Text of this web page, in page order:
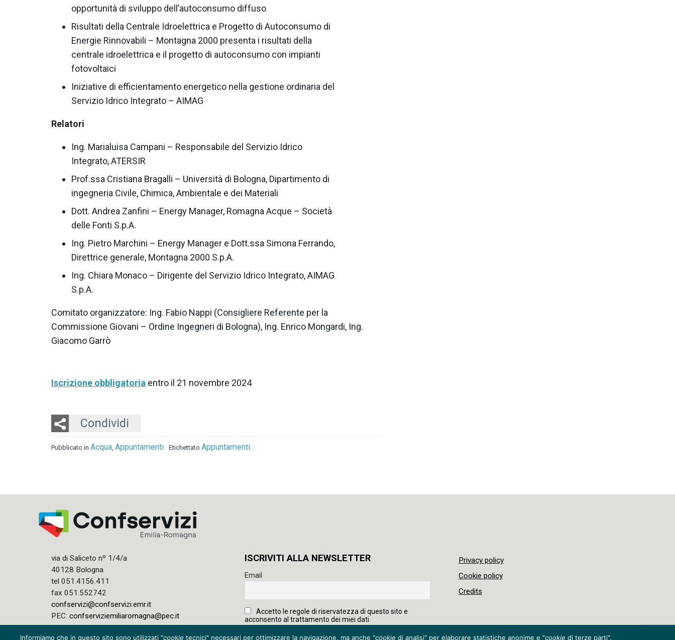
opportunità di sviluppo dell’autoconsumo diffuso
Risultati della Centrale Idroelettrica e Progetto di Autoconsumo di
Energie Rinnovabili – Montagna 2000 presenta i risultati della
centrale idroelettrica e il progetto di autoconsumo con impianti
fotovoltaici
Iniziative di efficientamento energetico nella gestione ordinaria del
Servizio Idrico Integrato – AIMAG
Relatori
Ing. Marialuisa Campani – Responsabile del Servizio Idrico
Integrato, ATERSIR
Prof.ssa Cristiana Bragalli – Università di Bologna, Dipartimento di
ingegneria Civile, Chimica, Ambientale e dei Materiali
Dott. Andrea Zanfini – Energy Manager, Romagna Acque – Società
delle Fonti S.p.A.
Ing. Pietro Marchini – Energy Manager e Dott.ssa Simona Ferrando,
Direttrice generale, Montagna 2000 S.p.A.
Ing. Chiara Monaco – Dirigente del Servizio Idrico Integrato, AIMAG
S.p.A.
Comitato organizzatore: Ing. Fabio Nappi (Consigliere Referente per la
Commissione Giovani – Ordine Ingegneri di Bologna), Ing. Enrico Mongardi, Ing.
Giacomo Garrò
Iscrizione obbligatoria entro il 21 novembre 2024
Condividi
Twitter
LinkedIn
Email
Pubblicato in Acqua, Appuntamenti Etichettato Appuntamenti
via di Saliceto nº 1/4/a
40128 Bologna
tel 051.4156.411
fax 051.552742
confservizi@confservizi.emr.it
PEC: confserviziemiliaromagna@pec.it
ISCRIVITI ALLA NEWSLETTER
Email
Accetto le regole di riservatezza di questo sito e
acconsento al trattamento dei miei dati
Privacy policy
Cookie policy
Credits
Informiamo che in questo sito sono utilizzati "cookie tecnici" necessari per ottimizzare la navigazione, ma anche "cookie di analisi" per elaborare statistiche anonime e "cookie di terze parti".